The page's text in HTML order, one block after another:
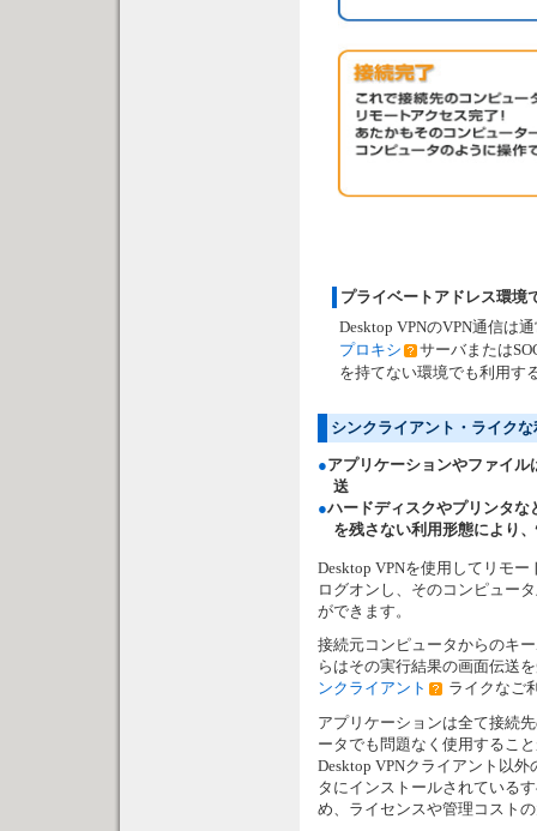
プライベートアドレス環境
Desktop VPNのVPN通信は
プロキシ
サーバまたは
を持てない環境でも利用す
シンクライアント・ライク
●アプリケーションやファイ
送
●ハードディスクやプリンタ
を残さない利用形態により
Desktop VPNを使用してリモ
ログオンし、そのコンピュー
ができます。
接続元コンピュータからのキ
らはその実行結果の画面伝送
ンクライアント
ライクなご
アプリケーションは全て接続
ータでも問題なく使用するこ
Desktop VPNクライアント以
タにインストールされている
め、ライセンスや管理コスト